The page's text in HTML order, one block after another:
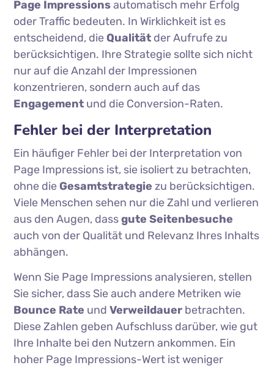
Page Impressionsautomatisch mehr Erfolg
oder Traffic bedeuten. In Wirklichkeit ist es
entscheidend, dieQualität der Aufrufe zu
berücksichtigen. Ihre Strategie sollte sich nicht
nur auf die Anzahl der Impressionen
konzentrieren, sondern auch auf das
Engagement und die Conversion-Raten.
Fehler bei der Interpretation
Ein häufiger Fehler bei der Interpretation von
Page Impressions ist, sie isoliert zu betrachten,
ohne die Gesamtstrategie zu berücksichtigen.
Viele Menschen sehen nur die Zahl und verlieren
aus den Augen, dassgute Seitenbesuche
auch von der Qualität und Relevanz Ihres Inhalts
abhängen.
Wenn Sie Page Impressions analysieren, stellen
Sie sicher, dass Sie auch andere Metriken wie
Bounce Rate undVerweildauer betrachten.
Diese Zahlen geben Aufschluss darüber, wie gut
Ihre Inhalte bei den Nutzern ankommen. Ein
hoher Page Impressions-Wert ist weniger